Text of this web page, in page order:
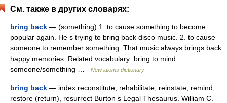
См. также в других словарях:
bring back — (something) 1. to cause something to become
popular again. He s trying to bring back disco music. 2. to cause
someone to remember something. That music always brings back
happy memories. Related vocabulary: bring to mind
someone/something …
New idioms dictionary
bring back — index reconstitute, rehabilitate, reinstate, remind,
restore (return), resurrect Burton s Legal Thesaurus. William C.